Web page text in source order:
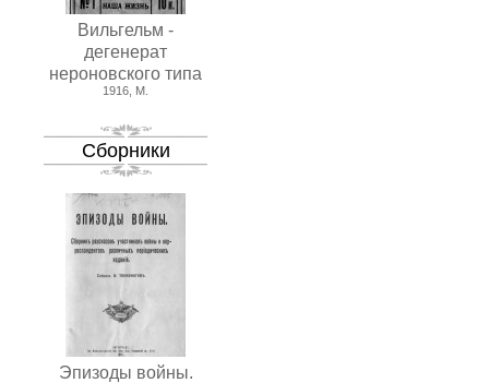
Вильгельм -
дегенерат
нероновского типа
1916, М.
Сборники
Эпизоды войны.